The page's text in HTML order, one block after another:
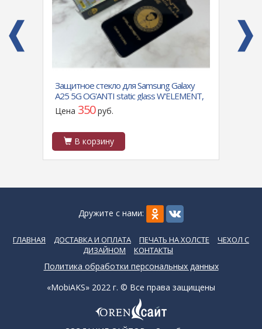
Силиконовый чехол для Realme C35 Soft
touch матовый без лого, темно-синий
Цена320руб.
В корзину
Дружите с нами:
ГЛАВНАЯ ДОСТАВКА И ОПЛАТА ПЕЧАТЬ НА ХОЛСТЕ
ЧЕХОЛ С
ДИЗАЙНОМ
КОНТАКТЫ
Политика обработки персональных данных
«MobiAKS» 2022 г. © Все права защищены